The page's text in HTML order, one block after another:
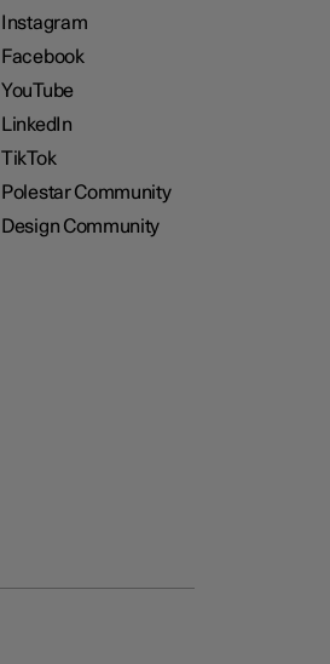
Instagram
Facebook
YouTube
LinkedIn
TikTok
Polestar Community
Design Community